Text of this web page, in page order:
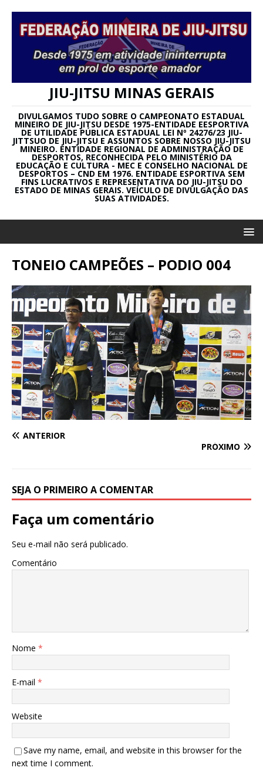
JIU-JITSU MINAS GERAIS
DIVULGAMOS TUDO SOBRE O CAMPEONATO ESTADUAL
MINEIRO DE JIU-JITSU DESDE 1975-ENTIDADE EESPORTIVA
DE UTILIDADE PÚBLICA ESTADUAL LEI Nº 24276/23 JIU-
JITTSUO DE JIU-JITSU E ASSUNTOS SOBRE NOSSO JIU-JITSU
MINEIRO. ENTIDADE REGIONAL DE ADMINISTRAÇÃO DE
DESPORTOS, RECONHECIDA PELO MINISTÉRIO DA
EDUCAÇÃO E CULTURA - MEC E CONSELHO NACIONAL DE
DESPORTOS – CND EM 1976. ENTIDADE ESPORTIVA SEM
FINS LUCRATIVOS E REPRESENTATIVA DO JIU-JITSU DO
ESTADO DE MINAS GERAIS. VEÍCULO DE DIVULGAÇÃO DAS
SUAS ATIVIDADES.
TONEIO CAMPEÕES – PODIO 004
ANTERIOR
PRÓXIMO
SEJA O PRIMEIRO A COMENTAR
Faça um comentário
Seu e-mail não será publicado.
Comentário
Nome *
E-mail *
Website
Save my name, email, and website in this browser for the
next time I comment.